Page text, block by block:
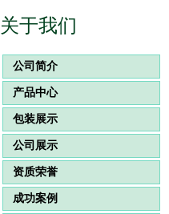
关于我们
公司简介
产品中心
包装展示
公司展示
资质荣誉
成功案例